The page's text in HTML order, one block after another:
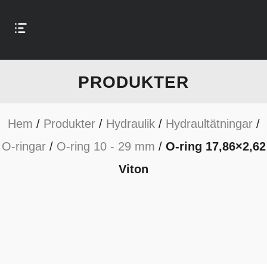
PRODUKTER
Hem / Produkter/ Hydraulik/ Hydraultätningar/
O-ringar/ O-ring 10 - 29 mm / O-ring 17,86×2,62
Viton